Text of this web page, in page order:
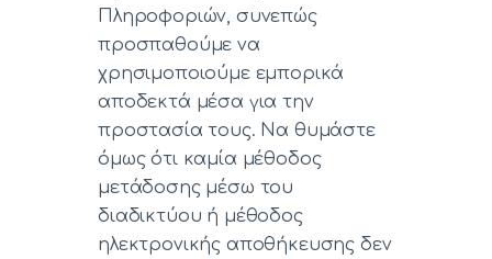
Πληροφοριών, συνεπώς
προσπαθούμε να
χρησιμοποιούμε εμπορικά
αποδεκτά μέσα για την
προστασία τους. Να θυμάστε
όμως ότι καμία μέθοδος
μετάδοσης μέσω του
διαδικτύου ή μέθοδος
ηλεκτρονικής αποθήκευσης δεν